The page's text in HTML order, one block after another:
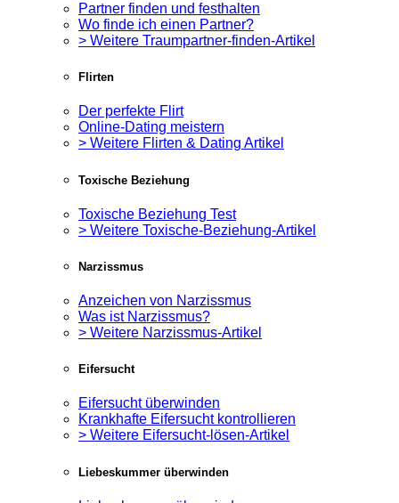
Partner finden und festhalten
Wo finde ich einen Partner?
> Weitere Traumpartner-finden-Artikel
Flirten
Der perfekte Flirt
Online-Dating meistern
> Weitere Flirten & Dating Artikel
Toxische Beziehung
Toxische Beziehung Test
> Weitere Toxische-Beziehung-Artikel
Narzissmus
Anzeichen von Narzissmus
Was ist Narzissmus?
> Weitere Narzissmus-Artikel
Eifersucht
Eifersucht überwinden
Krankhafte Eifersucht kontrollieren
> Weitere Eifersucht-lösen-Artikel
Liebeskummer überwinden